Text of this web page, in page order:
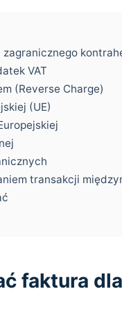
VAT
(Reverse Charge)
(UE)
transakcji
faktura